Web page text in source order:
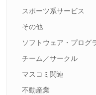
スポーツ系サービス
その他
ソフトウェア・プログ
チーム／サークル
マスコミ関連
不動産業